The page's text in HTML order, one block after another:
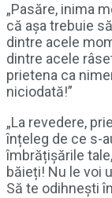
„Pasăre, inima
că așa trebuie
dintre acele
dintre acele
prietena ca
niciodată!”
„La revedere,
înțeleg de ce s-
îmbrățișările
băieți! Nu le voi
Să te odihnești